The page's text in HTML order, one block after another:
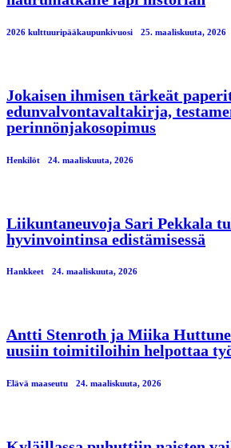
2026 kulttuuripääkaupunkivuosi 25. maaliskuuta, 2026
Jokaisen ihmisen tärkeät
edunvalvontavaltakirja,
perinnönjakosopimus
Henkilöt 24. maaliskuuta, 2026
Liikuntaneuvoja Sari Pekkala
hyvinvointinsa edistämisessä
Hankkeet 24. maaliskuuta, 2026
Antti Stenroth ja Miika
uusiin toimitiloihin helpottaa
Elävä maaseutu 24. maaliskuuta, 2026